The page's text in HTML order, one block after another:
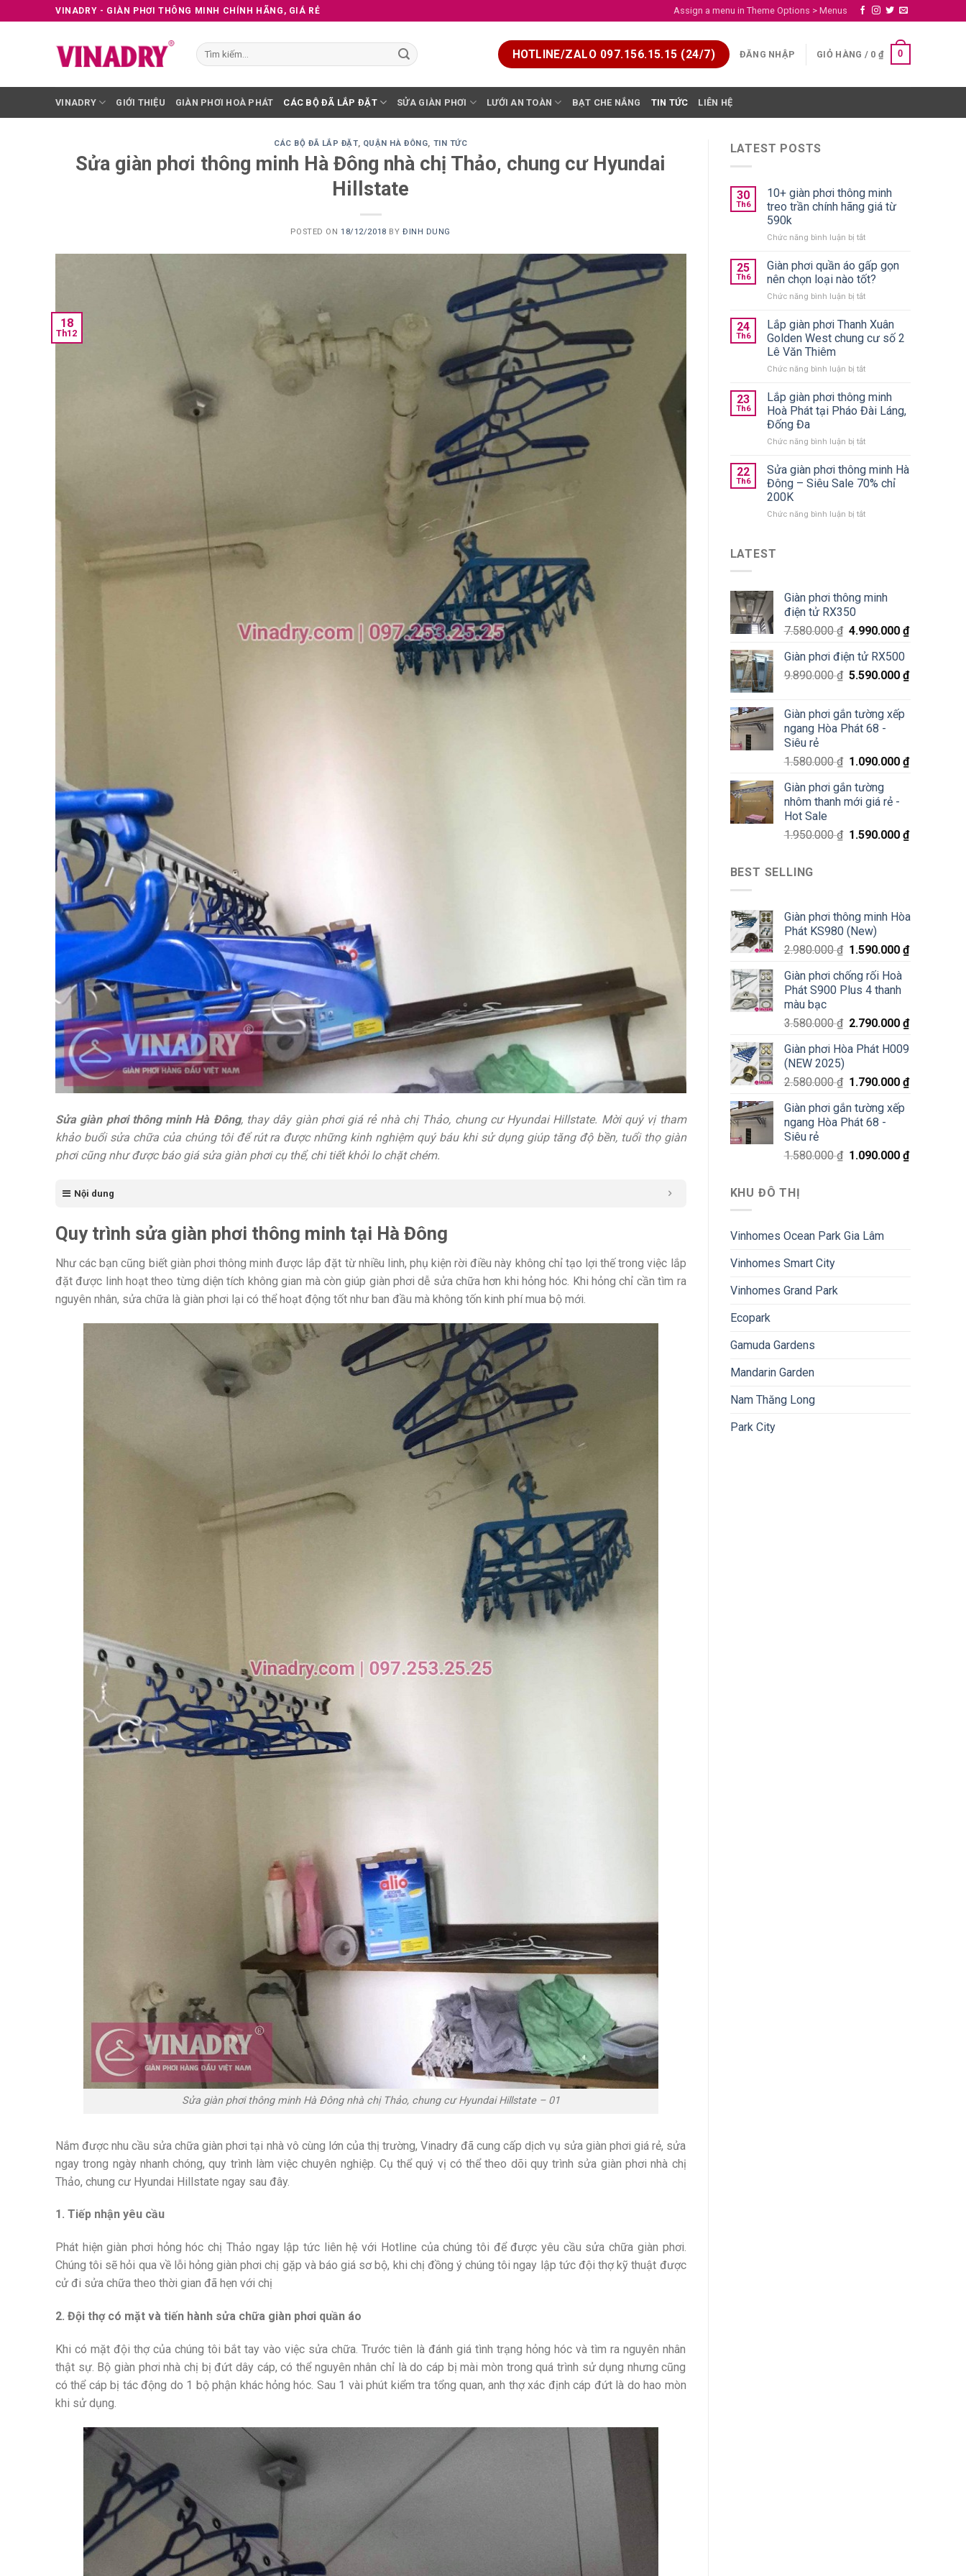
to
VINADRY - GIÀN PHƠI THÔNG MINH CHÍNH HÃNG, GIÁ RẺ Assign a menu in Theme Options > Menus
Tìm
kiếm:
HOTLINE/ZALO 097.156.15.15 (24/7) ĐĂNG NHẬP GIỎ HÀNG / 0 ₫ 0
VINADRY GIỚI THIỆU GIÀN PHƠI HOÀ PHÁT CÁC BỘ ĐÃ LẮP ĐẶT SỬA GIÀN PHƠI LƯỚI AN TOÀN BẠT CHE NẮNG TIN TỨC LIÊN HỆ
CÁC BỘ ĐÃ LẮP ĐẶT, QUẬN HÀ ĐÔNG, TIN TỨC
Sửa giàn phơi thông minh Hà Đông nhà chị Thảo, chung cư Hyundai
Hillstate
POSTED ON18/12/2018 BY ĐINH DUNG
18
Th12
Sửa giàn phơi thông minh Hà Đông, thay dây giàn phơi giá rẻ nhà chị Thảo, chung cư Hyundai Hillstate. Mời quý vị tham
khảo buổi sửa chữa của chúng tôi để rút ra được những kinh nghiệm quý báu khi sử dụng giúp tăng độ bền, tuổi thọ giàn
phơi cũng như được báo giá sửa giàn phơi cụ thể, chi tiết khỏi lo chặt chém.
Nội dung
Quy trình sửa giàn phơi thông minh tại Hà Đông
Như các bạn cũng biết giàn phơi thông minh được lắp đặt từ nhiều linh, phụ kiện rời điều này không chỉ tạo lợi thế trong việc lắp
đặt được linh hoạt theo từng diện tích không gian mà còn giúp giàn phơi dễ sửa chữa hơn khi hỏng hóc. Khi hỏng chỉ cần tìm ra
nguyên nhân, sửa chữa là giàn phơi lại có thể hoạt động tốt như ban đầu mà không tốn kinh phí mua bộ mới.
Sửa giàn phơi thông minh Hà Đông nhà chị Thảo, chung cư Hyundai Hillstate – 01
Nắm được nhu cầu sửa chữa giàn phơi tại nhà vô cùng lớn của thị trường, Vinadry đã cung cấp dịch vụ sửa giàn phơi giá rẻ, sửa
ngay trong ngày nhanh chóng, quy trình làm việc chuyên nghiệp. Cụ thể quý vị có thể theo dõi quy trình sửa giàn phơi nhà chị
Thảo, chung cư Hyundai Hillstate ngay sau đây.
1. Tiếp nhận yêu cầu
Phát hiện giàn phơi hỏng hóc chị Thảo ngay lập tức liên hệ với Hotline của chúng tôi để được yêu cầu sửa chữa giàn phơi.
Chúng tôi sẽ hỏi qua về lỗi hỏng giàn phơi chị gặp và báo giá sơ bộ, khi chị đồng ý chúng tôi ngay lập tức đội thợ kỹ thuật được
cử đi sửa chữa theo thời gian đã hẹn với chị
2. Đội thợ có mặt và tiến hành sửa chữa giàn phơi quần áo
Khi có mặt đội thợ của chúng tôi bắt tay vào việc sửa chữa. Trước tiên là đánh giá tình trạng hỏng hóc và tìm ra nguyên nhân
thật sự. Bộ giàn phơi nhà chị bị đứt dây cáp, có thể nguyên nhân chỉ là do cáp bị mài mòn trong quá trình sử dụng nhưng cũng
có thể cáp bị tác động do 1 bộ phận khác hỏng hóc. Sau 1 vài phút kiểm tra tổng quan, anh thợ xác định cáp đứt là do hao mòn
khi sử dụng.
LATEST POSTS
30
Th6
10+ giàn phơi thông minh
treo trần chính hãng giá từ
590k
Chức năng bình luận bị tắtở
giàn
phơi
thông
minh
trần
chính
từ
25
Th6
Giàn phơi quần áo gấp gọn
nên chọn loại nào tốt?
Chức năng bình luận bị tắtở
phơi
áo
gọn
chọn
loại
nào
24
Th6
Lắp giàn phơi Thanh Xuân
Golden West chung cư số 2
Lê Văn Thiêm
Chức năng bình luận bị tắtở
giàn
phơi
Thanh
Golden
chung
cư
số
Lê
23
Th6
Lắp giàn phơi thông minh
Hoà Phát tại Pháo Đài Láng,
Đống Đa
Chức năng bình luận bị tắtở
giàn
phơi
thông
Hoà
Đa
22
Th6
Sửa giàn phơi thông minh Hà
Đông – Siêu Sale 70% chỉ
200K
Chức năng bình luận bị tắtở
Đông
Sale
chỉ
200K
LATEST
Giàn phơi thông minh
điện tử RX350
7.580.000₫ 4.990.000₫
Giàn phơi điện tử RX500
9.890.000₫ 5.590.000₫
Giàn phơi gắn tường xếp
ngang Hòa Phát 68 -
Siêu rẻ
1.580.000₫ 1.090.000₫
Giàn phơi gắn tường
nhôm thanh mới giá rẻ -
Hot Sale
1.950.000₫ 1.590.000₫
BEST SELLING
Giàn phơi thông minh Hòa
Phát KS980 (New)
2.980.000₫ 1.590.000₫
Giàn phơi chống rối Hoà
Phát S900 Plus 4 thanh
màu bạc
3.580.000₫ 2.790.000₫
Giàn phơi Hòa Phát H009
(NEW 2025)
2.580.000₫ 1.790.000₫
Giàn phơi gắn tường xếp
ngang Hòa Phát 68 -
Siêu rẻ
1.580.000₫ 1.090.000₫
KHU ĐÔ THỊ
Vinhomes Ocean Park Gia Lâm
Vinhomes Smart City
Vinhomes Grand Park
Ecopark
Gamuda Gardens
Mandarin Garden
Nam Thăng Long
Park City